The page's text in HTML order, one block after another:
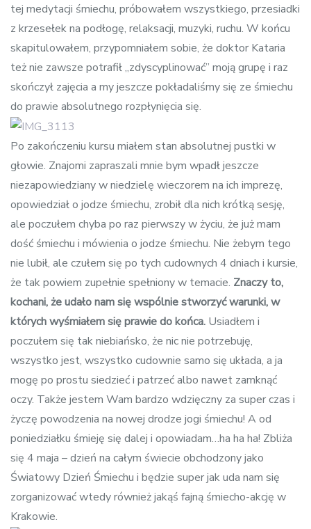
tej medytacji śmiechu, próbowałem wszystkiego, przesiadki
z krzesełek na podłogę, relaksacji, muzyki, ruchu. W końcu
skapitulowałem, przypomniałem sobie, że doktor Kataria
też nie zawsze potrafił „zdyscyplinować” moją grupę i raz
skończył zajęcia a my jeszcze pokładaliśmy się ze śmiechu
do prawie absolutnego rozpłynięcia się.
Po zakończeniu kursu miałem stan absolutnej pustki w
głowie. Znajomi zapraszali mnie bym wpadł jeszcze
niezapowiedziany w niedzielę wieczorem na ich imprezę,
opowiedział o jodze śmiechu, zrobił dla nich krótką sesję,
ale poczułem chyba po raz pierwszy w życiu, że już mam
dość śmiechu i mówienia o jodze śmiechu. Nie żebym tego
nie lubił, ale czułem się po tych cudownych 4 dniach i kursie,
że tak powiem zupełnie spełniony w temacie. Znaczy to,
kochani, że udało nam się wspólnie stworzyć warunki, w
których wyśmiałem się prawie do końca. Usiadłem i
poczułem się tak niebiańsko, że nic nie potrzebuję,
wszystko jest, wszystko cudownie samo się układa, a ja
mogę po prostu siedzieć i patrzeć albo nawet zamknąć
oczy. Także jestem Wam bardzo wdzięczny za super czas i
życzę powodzenia na nowej drodze jogi śmiechu! A od
poniedziałku śmieję się dalej i opowiadam…ha ha ha! Zbliża
się 4 maja – dzień na całym świecie obchodzony jako
Światowy Dzień Śmiechu i będzie super jak uda nam się
zorganizować wtedy również jakąś fajną śmiecho-akcję w
Krakowie.